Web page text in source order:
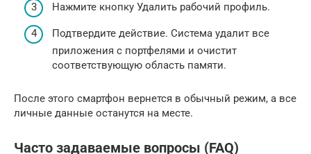
Нажмите кнопку Удалить рабочий профиль.
Подтвердите действие. Система удалит все
приложения с портфелями и очистит
соответствующую область памяти.
После этого смартфон вернется в обычный режим, а все
личные данные останутся на месте.
Часто задаваемые вопросы (FAQ)